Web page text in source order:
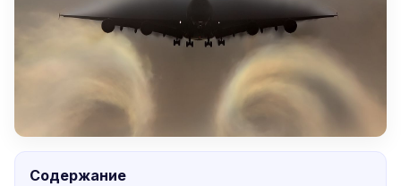
Содержание